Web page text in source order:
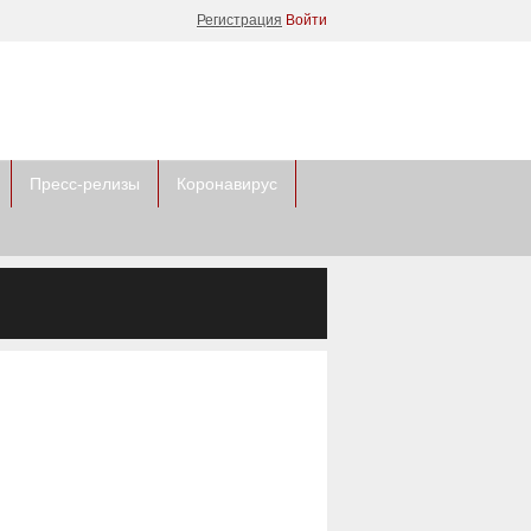
Регистрация Войти
Пресс-релизы Коронавирус